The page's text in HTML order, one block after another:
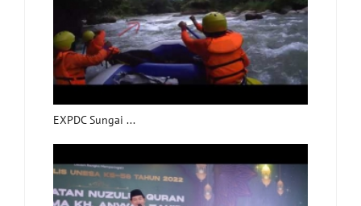
EXPDC Sungai ...